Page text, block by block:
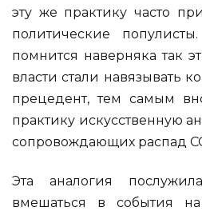
эту же практику часто
политические
помнится наверняка так
власти стали навязывать
прецедент, тем самым
практику искусственную
сопровождающих распад
Эта аналогия
вмешаться в события